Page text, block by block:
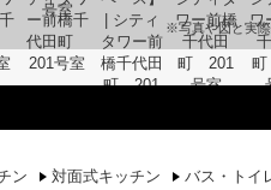
※写真や図と実際
ン 対面式キッチン バス・トイ